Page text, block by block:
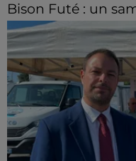
Bison Futé : un
C'est l'un des week-
avec des départs